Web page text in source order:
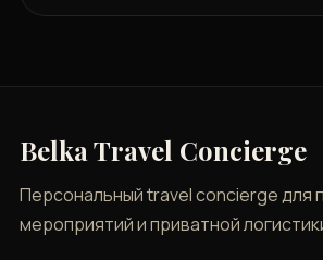
Belka Travel Concierge
Персональный travel concierge для
мероприятий и приватной